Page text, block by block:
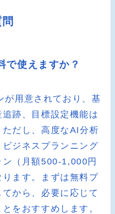
で使えますか？
用意されており、基
跡、目標設定機能は
だし、高度なAI分析
ジネスプランニング
（月額500-1,000円
ます。まずは無料プ
から、必要に応じて
をおすすめします。